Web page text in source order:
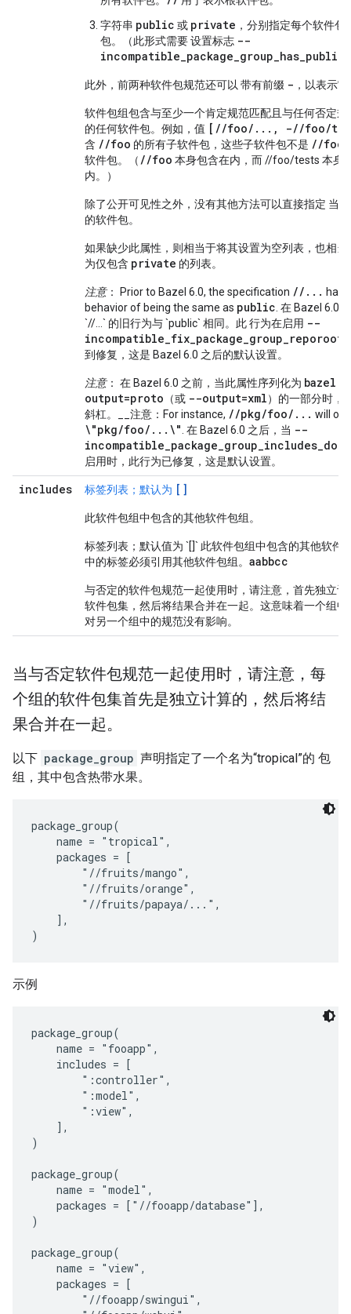
字符串 public 或 private ，分别指定每个软件包
包。（此形式需要 设置标志 --
此外，前两种软件包规范还可以 带有前缀 - ，以表示
软件包组包含与至少一个肯定规范匹配且与任何否定规
的任何软件包。例如，值 [//foo/..., -//foo/
含 //foo 的所有子软件包，这些子软件包不是 //
软件包。（ //foo 本身包含在内，而 //foo/tests 本身
内。）
除了公开可见性之外，没有其他方法可以直接指定 当
的软件包。
如果缺少此属性，则相当于将其设置为空列表，也相当
为仅包含 private 的列表。
注意： Prior to Bazel 6.0, the specification //... had
behavior of being the same as public . 在 Bazel 6.0
`//...` 的旧行为与 `public` 相同。此 行为在启用 --
到修复，这是 Bazel 6.0 之后的默认设置。
注意： 在 Bazel 6.0 之前，当此属性序列化为 bazel
output=proto （或 --output=xml）的一部分时，
斜杠。__注意：For instance, //pkg/foo/... will
\"pkg/foo/...\" . 在 Bazel 6.0 之后，当 --
启用时，此行为已修复，这是默认设置。
includes 标签列表；默认为 []
此软件包组中包含的其他软件包组。
标签列表；默认值为 `[]` 此软件包组中包含的其他软件
中的标签必须引用其他软件包组。 aabbcc
与否定的软件包规范一起使用时，请注意，首先独立计
软件包集，然后将结果合并在一起。这意味着一个组中
对另一个组中的规范没有影响。
当与否定软件包规范一起使用时，请注意，每
个组的软件包集首先是独立计算的，然后将结
果合并在一起。
以下 package_group 声明指定了一个名为“tropical”的 包
组，其中包含热带水果。
package_group(
    name = "tropical",
    packages = [
        "//fruits/mango",
        "//fruits/orange",
        "//fruits/papaya/...",
    ],
示例
package_group(
    name = "fooapp",
    includes = [
        ":controller",
        ":model",
        ":view",
    ],
)
package_group(
    name = "model",
    packages = ["//fooapp/database"],
)
package_group(
    name = "view",
    packages = [
        "//fooapp/swingui",